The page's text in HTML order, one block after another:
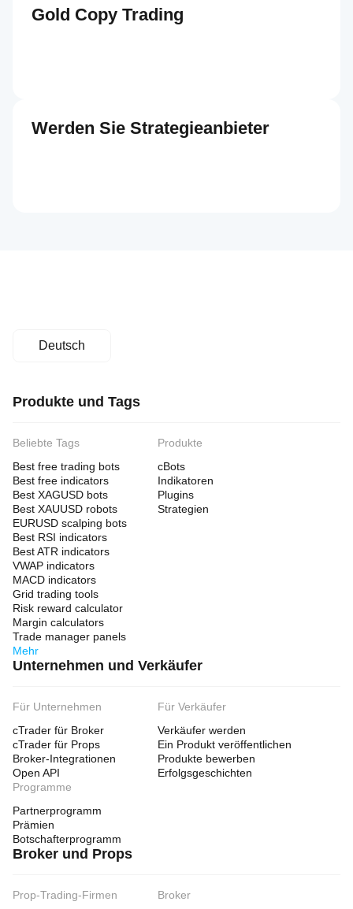
Gold Copy Trading
Werden Sie Strategieanbieter
Deutsch
Produkte und Tags
Beliebte Tags
Best free trading bots
Best free indicators
Best XAGUSD bots
Best XAUUSD robots
EURUSD scalping bots
Best RSI indicators
Best ATR indicators
VWAP indicators
MACD indicators
Grid trading tools
Risk reward calculator
Margin calculators
Trade manager panels
Mehr
Produkte
cBots
Indikatoren
Plugins
Strategien
Unternehmen und Verkäufer
Für Unternehmen
cTrader für Broker
cTrader für Props
Broker-Integrationen
Open API
Für Verkäufer
Verkäufer werden
Ein Produkt veröffentlichen
Produkte bewerben
Erfolgsgeschichten
Programme
Partnerprogramm
Prämien
Botschafterprogramm
Broker und Props
Prop-Trading-Firmen
Broker